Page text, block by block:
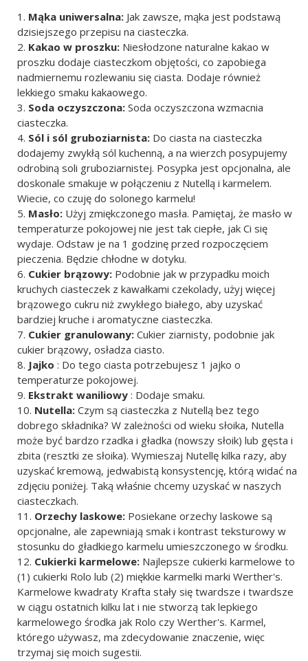
Mąka uniwersalna: Jak zawsze, mąka jest podstawą
dzisiejszego przepisu na ciasteczka.
Kakao w proszku: Niesłodzone naturalne kakao w
proszku dodaje ciasteczkom objętości, co zapobiega
nadmiernemu rozlewaniu się ciasta. Dodaje również
lekkiego smaku kakaowego.
Soda oczyszczona: Soda oczyszczona wzmacnia
ciasteczka.
Sól i sól gruboziarnista: Do ciasta na ciasteczka
dodajemy zwykłą sól kuchenną, a na wierzch posypujemy
odrobiną soli gruboziarnistej. Posypka jest opcjonalna, ale
doskonale smakuje w połączeniu z Nutellą i karmelem.
Wiecie, co czuję do solonego karmelu!
Masło: Użyj zmiękczonego masła. Pamiętaj, że masło w
temperaturze pokojowej nie jest tak ciepłe, jak Ci się
wydaje. Odstaw je na 1 godzinę przed rozpoczęciem
pieczenia. Będzie chłodne w dotyku.
Cukier brązowy: Podobnie jak w przypadku moich
kruchych ciasteczek z kawałkami czekolady, użyj więcej
brązowego cukru niż zwykłego białego, aby uzyskać
bardziej kruche i aromatyczne ciasteczka.
Cukier granulowany: Cukier ziarnisty, podobnie jak
cukier brązowy, osładza ciasto.
Jajko : Do tego ciasta potrzebujesz 1 jajko o
temperaturze pokojowej.
Ekstrakt waniliowy : Dodaje smaku.
Nutella: Czym są ciasteczka z Nutellą bez tego
dobrego składnika? W zależności od wieku słoika, Nutella
może być bardzo rzadka i gładka (nowszy słoik) lub gęsta i
zbita (resztki ze słoika). Wymieszaj Nutellę kilka razy, aby
uzyskać kremową, jedwabistą konsystencję, którą widać na
zdjęciu poniżej. Taką właśnie chcemy uzyskać w naszych
ciasteczkach.
Orzechy laskowe: Posiekane orzechy laskowe są
opcjonalne, ale zapewniają smak i kontrast teksturowy w
stosunku do gładkiego karmelu umieszczonego w środku.
Cukierki karmelowe: Najlepsze cukierki karmelowe to
(1) cukierki Rolo lub (2) miękkie karmelki marki Werther's.
Karmelowe kwadraty Krafta stały się twardsze i twardsze
w ciągu ostatnich kilku lat i nie stworzą tak lepkiego
karmelowego środka jak Rolo czy Werther's. Karmel,
którego używasz, ma zdecydowanie znaczenie, więc
trzymaj się moich sugestii.